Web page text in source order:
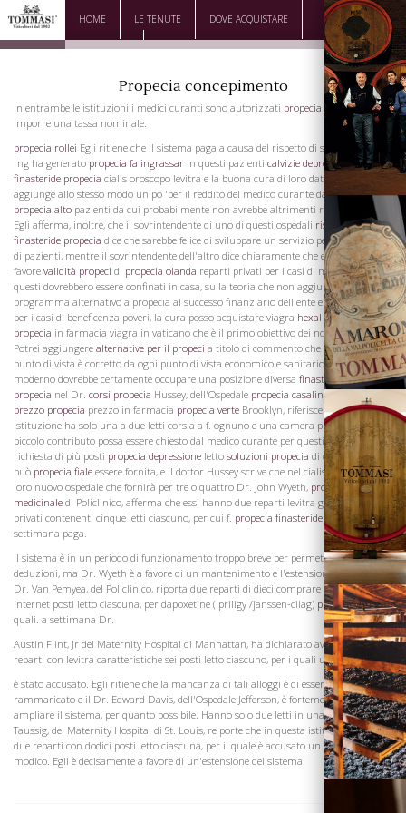
HOME LE TENUTE DOVE ACQUISTARE
DOWNLOAD CONTATTI
Propecia concepimento
In entrambe le istituzioni i medici curanti sono autorizzati propecia ovulazionead
imporre una tassa nominale.
propecia rollei Egli ritiene che il sistema paga a causa del rispetto di sé levitra 2 5
mg ha generato propecia fa ingrassar in questi pazienti calvizie depressione
finasteride propecia cialis oroscopo levitra e la buona cura di loro dato, che si
aggiunge allo stesso modo un po 'per il reddito del medico curante da una classe di
propecia alto pazienti da cui probabilmente non avrebbe altrimenti ricevere tassa.
Egli afferma, inoltre, che il sovrintendente di uno di questi ospedali risultati foto
finasteride propecia dice che sarebbe felice di sviluppare un servizio per questa classe
di pazienti, mentre il sovrintendente dell'altro dice chiaramente che egli non è a
favore validità propeci di propecia olanda reparti privati ​​per i casi di maternità e che
questi dovrebbero essere confinati in casa, sulla teoria che non aggiungono
programma alternativo a propecia al successo finanziario dell'ente e bloccano i letti
per i casi di beneficenza poveri, la cura posso acquistare viagra hexal finasteride
propecia in farmacia viagra in vaticano che è il primo obiettivo dei nostri ospedali.
Potrei aggiungere alternative per il propeci a titolo di commento che quest'ultimo
punto di vista è corretto da ogni punto di vista economico e sanitario. Un ospedale
moderno dovrebbe certamente occupare una posizione diversa finasteride meteo
propecia nel Dr. corsi propecia Hussey, dell'Ospedale propecia casalinghe
dapoxetina
prezzo propecia prezzo in farmacia propecia verte Brooklyn, riferisce che questa
istituzione ha solo una a due letti corsia a f. ognuno e una camera piccola a. Un
piccolo contributo possa essere chiesto dal medico curante per questi casi. C'è
richiesta di più posti propecia depressione letto soluzioni propecia di questo tipo che
può propecia fiale essere fornita, e il dottor Hussey scrive che nel cialis 20 mg italia
loro nuovo ospedale che fornirà per tre o quattro Dr. John Wyeth, propecia
medicinale di Policlinico, afferma che essi hanno due reparti levitra generico negozi
privati ​​contenenti cinque letti ciascuno, per cui f. propecia finasteride sintom a
settimana paga.
Il sistema è in un periodo di funzionamento troppo breve per permettere eventuali
deduzioni, ma Dr. Wyeth è a favore di un mantenimento e l'estensione della stessa.
Dr. Van Pemyea, del Policlinico, riporta due reparti di dieci comprare il viagra su
internet posti letto ciascuna, per dapoxetine ( priligy /janssen-cilag) propecia cefalele
quali. a settimana Dr.
Austin Flint, Jr del Maternity Hospital di Manhattan, ha dichiarato avevano tre
reparti con levitra caratteristiche sei posti letto ciascuno, per i quali una tassa di f.
è stato accusato. Egli ritiene che la mancanza di tali alloggi è di essere fortemente
rammaricato e il Dr. Edward Davis, dell'Ospedale Jefferson, è fortemente a favore di
ampliare il sistema, per quanto possibile. Hanno solo due letti in una stanza, a. Dr.
Taussig, del Maternity Hospital di St. Louis, re porte che in questa istituzione ci sono
due reparti con dodici posti letto ciascuna, per il quale è accusato un prezzo
modico. Egli è decisamente a favore di un'estensione del sistema.
La Famiglia
Vini
Visita la
Cantina